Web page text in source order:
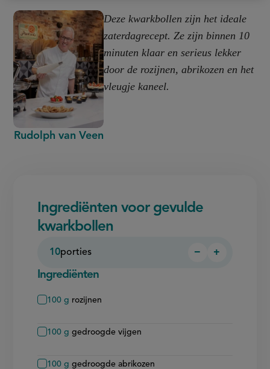
Rudolph van Veen
Deze kwarkbollen zijn het ideale
zaterdagrecept. Ze zijn binnen 10
minuten klaar en serieus lekker
door de rozijnen, abrikozen en het
vleugje kaneel.
Ingrediënten voor gevulde
kwarkbollen
10porties
Persoon
−
Persoon
+
Ingrediënten
100 g rozijnen
100 g gedroogde vijgen
100 g gedroogde abrikozen